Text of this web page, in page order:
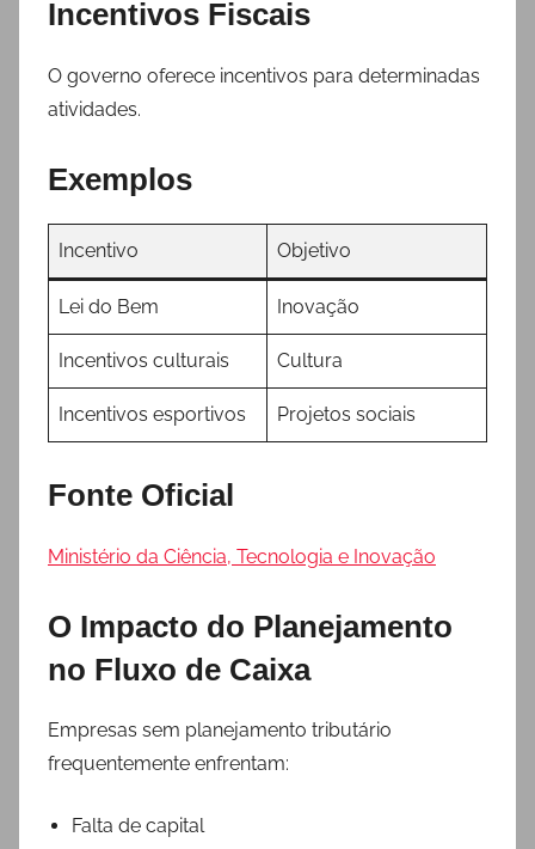
Incentivos Fiscais
O governo oferece incentivos para determinadas
atividades.
Exemplos
Incentivo Objetivo
Lei do Bem Inovação
Incentivos culturais Cultura
Incentivos esportivos Projetos sociais
Fonte Oficial
Ministério da Ciência, Tecnologia e Inovação
O Impacto do Planejamento
no Fluxo de Caixa
Empresas sem planejamento tributário
frequentemente enfrentam:
Falta de capital